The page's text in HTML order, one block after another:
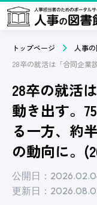
トップページ 人事
28卒の就活
動き出す。
る一方、約
の動向に。
公開日：
更新日：